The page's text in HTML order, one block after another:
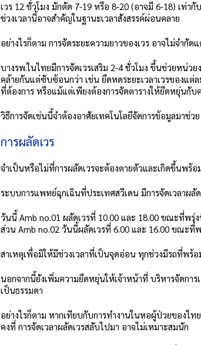
เวร 12 ชั่วโมง มักตัด 7-19 หรือ 8-20 (อาจมี 6-18) เท่า
ช่วงเวลานี้อาจสำคัญในฐานะเวลาสังสรรค์ผ่อนคลาย
อย่างไรก็ตาม การจัดระยะความยาวของเวร อาจไม่จำกั
บางรพ.ในไทยมีการจัดเวรเสริม 2-4 ชั่วโมง ขึ้นช่วยหน่ว
คล้ายกันแต่ซับซ้อนกว่า เช่น ยืดหดระยะเวลาเวรของแ
ที่ต้องการ หรือแม้แต่เพียงต้องการจัดตารางให้ยืดหยุ่นกั
วิธีการจัดเช่นนี้จำต้องอาศัยเทคโนโลยีจัดการข้อมูลมาช่ว
การผลัดเวร
จำเป็นหรือไม่ที่การผลัดเวรจะต้องตายตัวและเกิดขึ้นพร้อ
ระบบการแพทย์ฉุกเฉินที่ประเทศสวีเดน มีการจัดเวลาผ
วันนี้ Amb no.01 ผลัดเวรที่ 10.00 และ 18.00 ขณะที่พรุ่
ส่วน Amb no.02 วันนี้ผลัดเวรที่ 6.00 และ 16.00 ขณะที่
สาเหตุเพื่อมิให้มีช่วงเวลาที่เป็นจุดอ่อน ทุกช่วงมีรถที่พร้
นอกจากนี้ยังเพิ่มความยืดหยุ่นให้เจ้าหน้าที่ บริหารจัดกา
เป็นธรรมดา
อย่างไรก็ตาม หากเทียบกับการทำงานในหอผู้ป่วยของไ
คงที่ การจัดเวลาผลัดเวรสลับไปมา อาจไม่เหมาะสมนัก